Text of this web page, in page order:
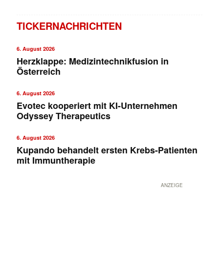
TICKERNACHRICHTEN
6. August 2026
Herzklappe: Medizintechnikfusion in
Österreich
6. August 2026
Evotec kooperiert mit KI-Unternehmen
Odyssey Therapeutics
6. August 2026
Kupando behandelt ersten Krebs-Patienten
mit Immuntherapie
ANZEIGE